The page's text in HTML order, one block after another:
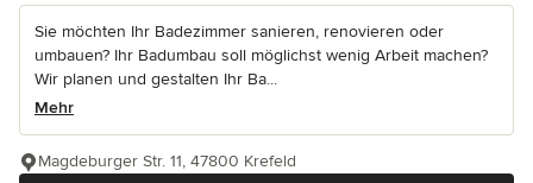
Sie möchten Ihr Badezimmer sanieren, renovieren oder
umbauen? Ihr Badumbau soll möglichst wenig Arbeit machen?
Wir planen und gestalten Ihr Ba...
Mehr
Magdeburger Str. 11, 47800 Krefeld